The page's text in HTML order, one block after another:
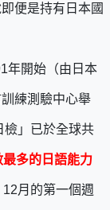
便是持有日本國
年開始（由日本
練測驗中心舉
檢」已於全球共
多的日語能力
月的第一個週